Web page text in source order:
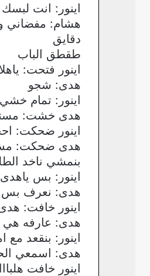
اينور: انت
هشام: مفضاني
دقايق
طقطق الباب
اينور فتحت: ياهلا
هدى: شجو
اينور: تمام خشي
هدى خشت:
اينور ضحكت:
هدى ضحكت: مش
بنمشي ناخد
اينور: بس
هدى: نعرف بس
اينور خافت:
هدى: عارفه هي
اينور: بنقعد
هدى: اسمعي الحل
اينور خافت